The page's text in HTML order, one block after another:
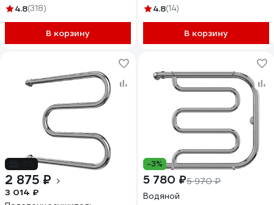
4.8(318)
В корзину
LASW60-50-б/п-50
4.8(14)
В корзину
2 875 ₽
3 014 ₽
-3%
5 780 ₽5 970 ₽
Водяной